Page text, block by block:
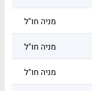
מניה חו"ל
מניה חו"ל
מניה חו"ל